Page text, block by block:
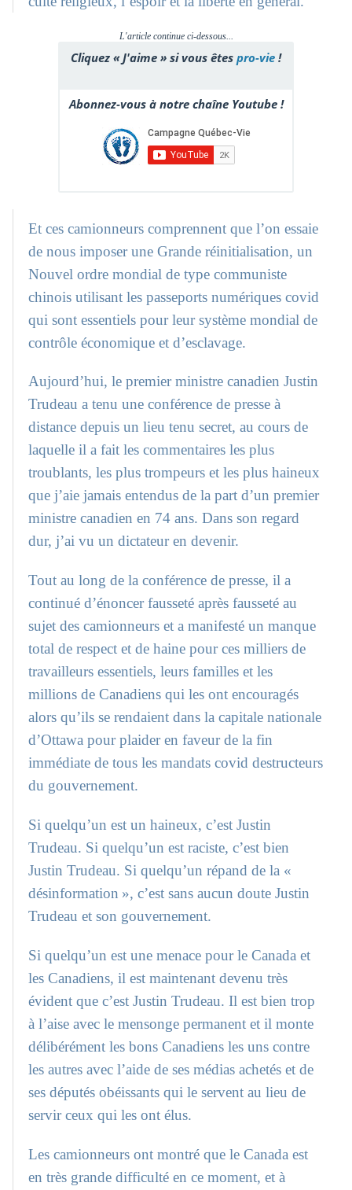
L'article continue ci-dessous...
Cliquez « J'aime » si vous êtes pro-vie !
Abonnez-vous à notre chaîne Youtube !
Et ces camionneurs comprennent que l’on essaie
de nous imposer une Grande réinitialisation, un
Nouvel ordre mondial de type communiste
chinois utilisant les passeports numériques covid
qui sont essentiels pour leur système mondial de
contrôle économique et d’esclavage.
Aujourd’hui, le premier ministre canadien Justin
Trudeau a tenu une conférence de presse à
distance depuis un lieu tenu secret, au cours de
laquelle il a fait les commentaires les plus
troublants, les plus trompeurs et les plus haineux
que j’aie jamais entendus de la part d’un premier
ministre canadien en 74 ans. Dans son regard
dur, j’ai vu un dictateur en devenir.
Tout au long de la conférence de presse, il a
continué d’énoncer fausseté après fausseté au
sujet des camionneurs et a manifesté un manque
total de respect et de haine pour ces milliers de
travailleurs essentiels, leurs familles et les
millions de Canadiens qui les ont encouragés
alors qu’ils se rendaient dans la capitale nationale
d’Ottawa pour plaider en faveur de la fin
immédiate de tous les mandats covid destructeurs
du gouvernement.
Si quelqu’un est un haineux, c’est Justin
Trudeau. Si quelqu’un est raciste, c’est bien
Justin Trudeau. Si quelqu’un répand de la «
désinformation », c’est sans aucun doute Justin
Trudeau et son gouvernement.
Si quelqu’un est une menace pour le Canada et
les Canadiens, il est maintenant devenu très
évident que c’est Justin Trudeau. Il est bien trop
à l’aise avec le mensonge permanent et il monte
délibérément les bons Canadiens les uns contre
les autres avec l’aide de ses médias achetés et de
ses députés obéissants qui le servent au lieu de
servir ceux qui les ont élus.
Les camionneurs ont montré que le Canada est
en très grande difficulté en ce moment, et à